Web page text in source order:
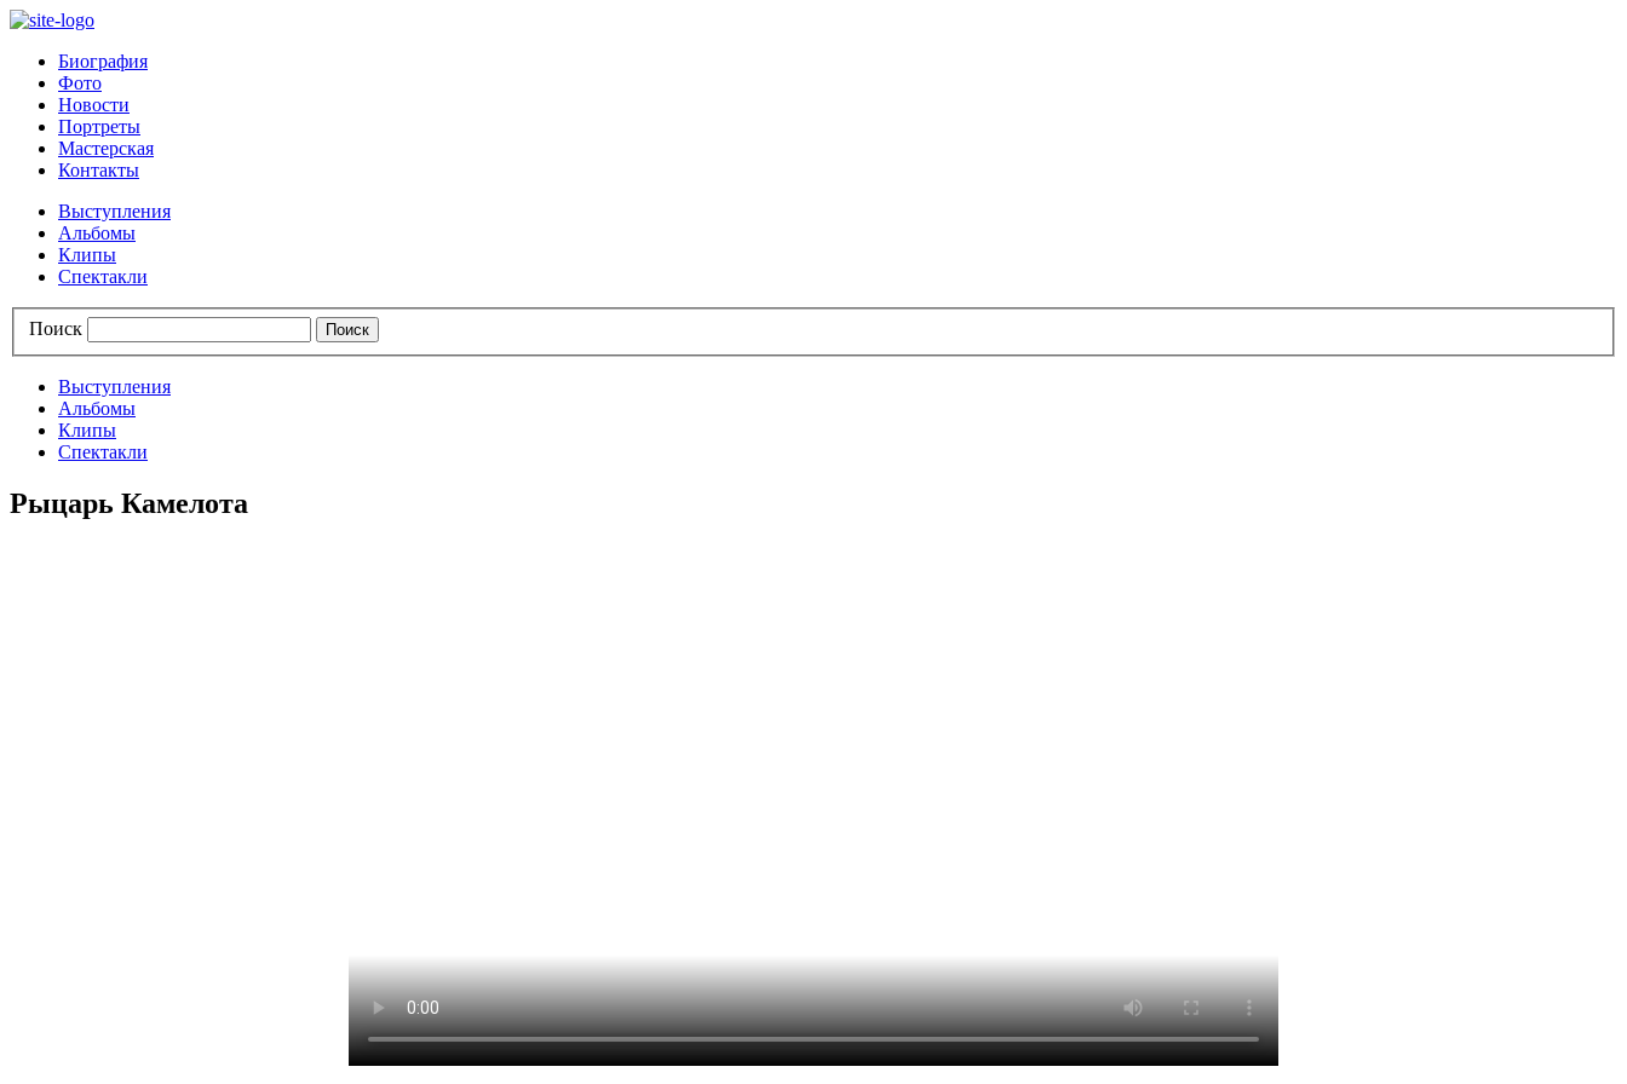
Биография
Фото
Новости
Портреты
Мастерская
Контакты
Выступления
Альбомы
Клипы
Спектакли
Поиск
Выступления
Альбомы
Клипы
Спектакли
Рыцарь Камелота